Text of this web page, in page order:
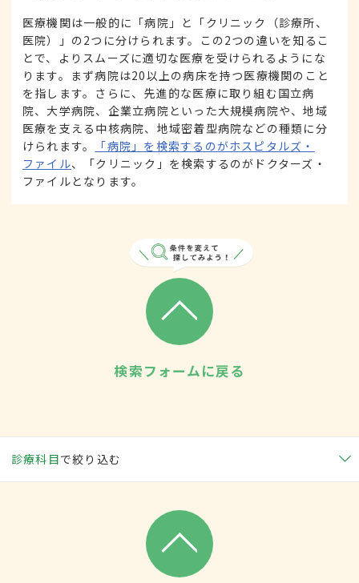
医療機関は一般的に「病院」と「クリニック（診療所、
医院）」の2つに分けられます。この2つの違いを知るこ
とで、よりスムーズに適切な医療を受けられるようにな
ります。まず病院は20以上の病床を持つ医療機関のこと
を指します。さらに、先進的な医療に取り組む国立病
院、大学病院、企業立病院といった大規模病院や、地域
医療を支える中核病院、地域密着型病院などの種類に分
けられます。
「病院」を検索するのがホスピタルズ・
ファイル、「クリニック」を検索するのがドクターズ・
ファイルとなります。
検索フォームに戻る
診療科目で絞り込む